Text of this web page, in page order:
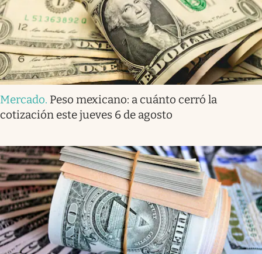
Mercado. Peso mexicano: a cuánto cerró la
cotización este jueves 6 de agosto